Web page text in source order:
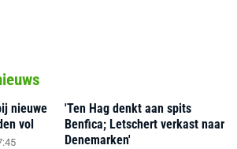
nieuwe
vol
'Ten Hag denkt aan spits
Benfica; Letschert verkast naar
Denemarken'